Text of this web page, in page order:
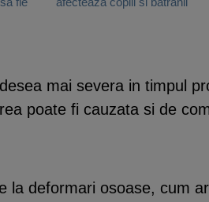
mai severa in timpul
poate fi cauzata si de
la deformari osoase, cum